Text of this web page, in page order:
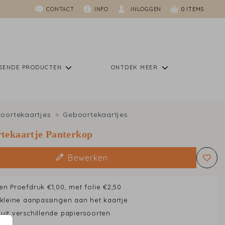
CONTACT INFO INLOGGEN 0
PRODUCTEN ONTDEK MEER
Geboortekaartjes
Panterkop
Bewerken
Proefdruk €1,00, met folie €2,50
aanpassingen aan het kaartje
verschillende papiersoorten